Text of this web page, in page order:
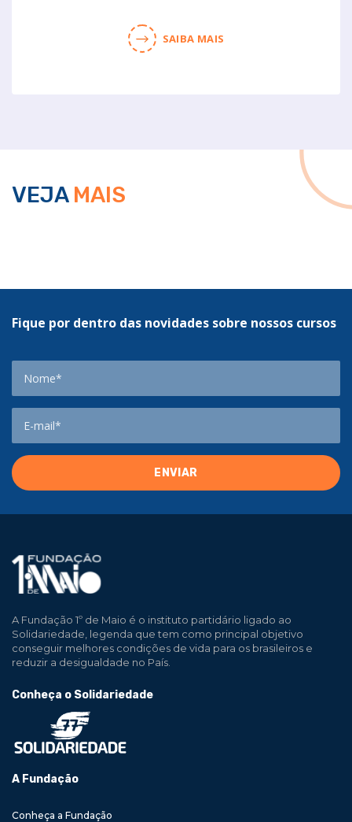
SAIBA MAIS
VEJA MAIS
Biblioteca Digital
Fique por dentro das novidades sobre nossos cursos
A Fundação 1º de Maio é o instituto partidário ligado ao
Solidariedade, legenda que tem como principal objetivo
conseguir melhores condições de vida para os brasileiros e
reduzir a desigualdade no País.
Conheça o Solidariedade
A Fundação
Conheça a Fundação